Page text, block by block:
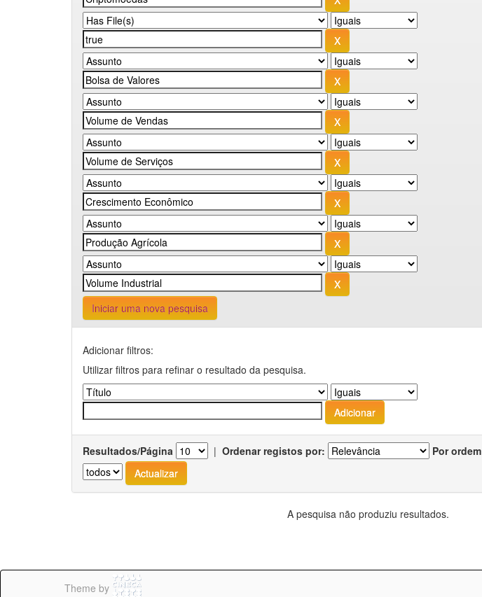
Iniciar uma nova pesquisa
Adicionar filtros:
Utilizar filtros para refinar o resultado da pesquisa.
Resultados/Página | Ordenar registos por: Por ordem
A pesquisa não produziu resultados.
Theme by